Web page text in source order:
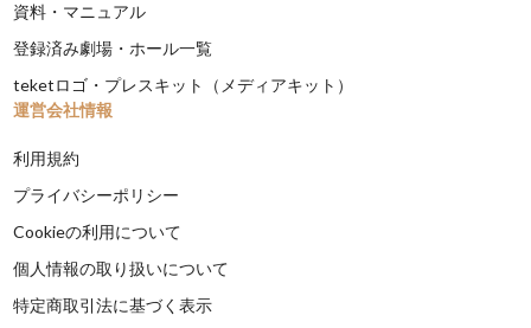
資料・マニュアル
登録済み劇場・ホール一覧
teketロゴ・プレスキット（メディアキット）
運営会社情報
利用規約
プライバシーポリシー
Cookieの利用について
個人情報の取り扱いについて
特定商取引法に基づく表示